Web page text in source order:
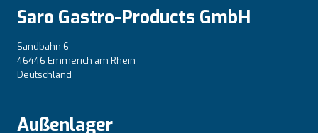
Saro Gastro-Products GmbH
Sandbahn 6
46446 Emmerich am Rhein
Deutschland
Außenlager